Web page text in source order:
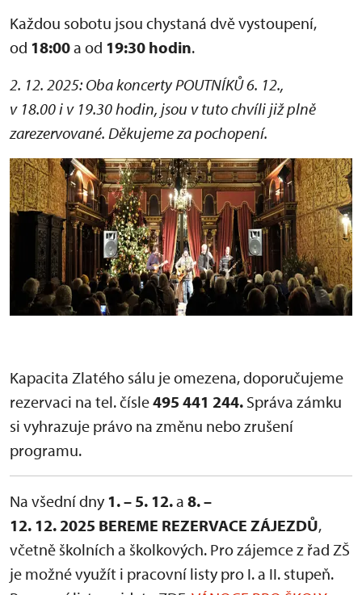
Každou sobotu jsou chystaná dvě vystoupení,
od 18:00a od 19:30 hodin.
2. 12. 2025: Oba koncerty POUTNÍKŮ 6. 12.,
v 18.00 i v 19.30 hodin, jsou v tuto chvíli již plně
zarezervované. Děkujeme za pochopení.
Kapacita Zlatého sálu je omezena, doporučujeme
rezervaci na tel. čísle495 441 244. Správa zámku
si vyhrazuje právo na změnu nebo zrušení
programu.
Na všední dny 1. – 5. 12.a 8. –
12. 12. 2025 BEREME REZERVACE ZÁJEZDŮ,
včetně školních a školkových. Pro zájemce z řad ZŠ
je možné využít i pracovní listy pro I. a II. stupeň.